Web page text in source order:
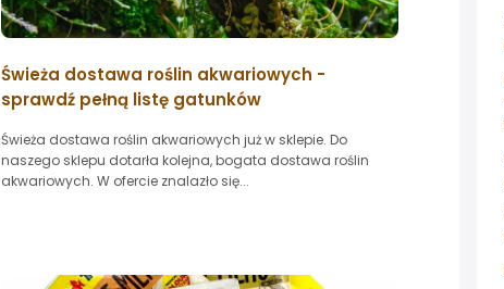
Świeża dostawa roślin akwariowych -
sprawdź pełną listę gatunków
Świeża dostawa roślin akwariowych już w sklepie. Do
naszego sklepu dotarła kolejna, bogata dostawa roślin
akwariowych. W ofercie znalazło się...